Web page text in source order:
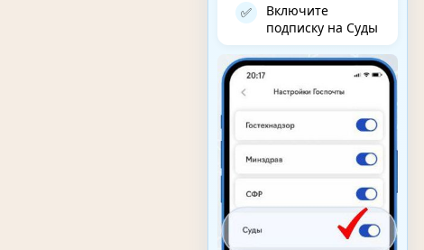
✅
Включите
подписку на Суды